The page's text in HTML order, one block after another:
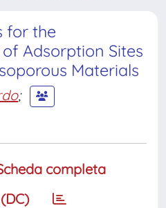
for the
Adsorption Sites
Materials
;
completa